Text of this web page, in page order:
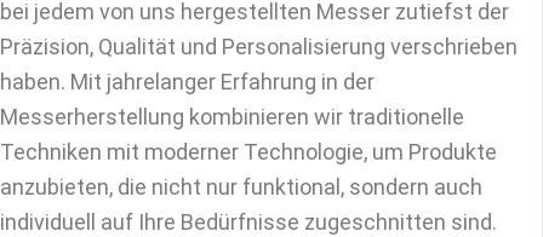
bei jedem von uns hergestellten Messer zutiefst der
Präzision, Qualität und Personalisierung verschrieben
haben. Mit jahrelanger Erfahrung in der
Messerherstellung kombinieren wir traditionelle
Techniken mit moderner Technologie, um Produkte
anzubieten, die nicht nur funktional, sondern auch
individuell auf Ihre Bedürfnisse zugeschnitten sind.